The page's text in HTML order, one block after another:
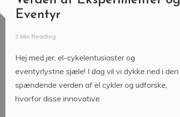
Eventyr
3 Min Reading
Hej med jer, el-cykelentusiaster og
eventyrlystne sjæle! I dag vil vi dykke ned i den
spændende verden af el cykler og udforske,
hvorfor disse innovative